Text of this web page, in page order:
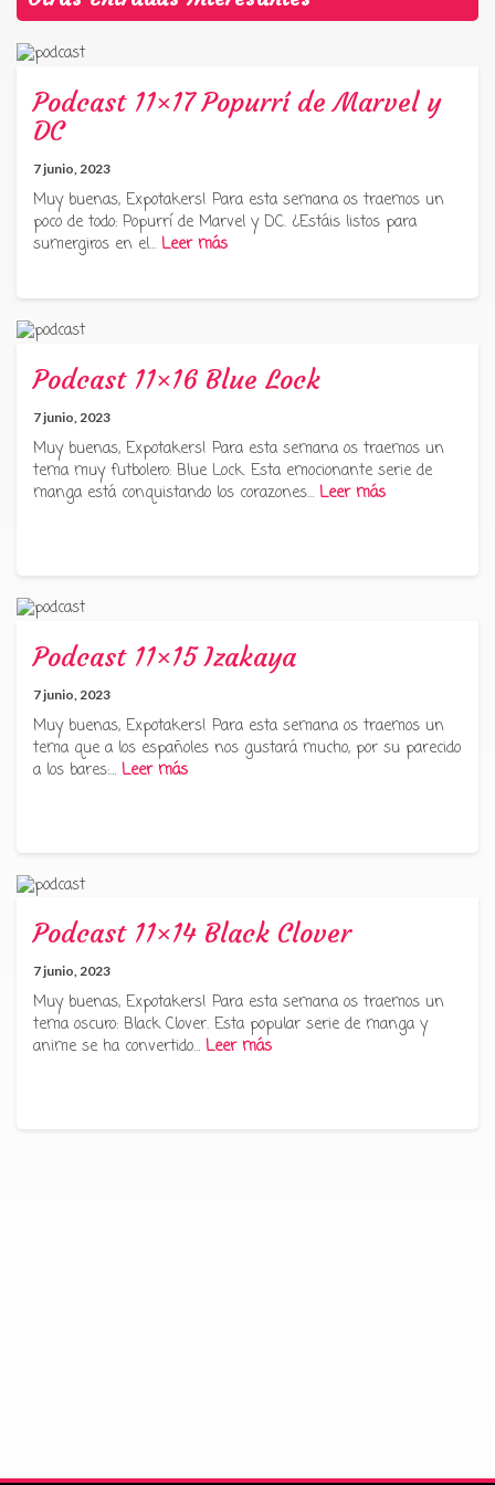
Podcast 11×17 Popurrí de Marvel y
DC
7 junio, 2023
Muy buenas, Expotakers! Para esta semana os traemos un
poco de todo: Popurrí de Marvel y DC. ¿Estáis listos para
sumergiros en el… Leer más
Podcast 11×16 Blue Lock
7 junio, 2023
Muy buenas, Expotakers! Para esta semana os traemos un
tema muy futbolero: Blue Lock. Esta emocionante serie de
manga está conquistando los corazones… Leer más
Podcast 11×15 Izakaya
7 junio, 2023
Muy buenas, Expotakers! Para esta semana os traemos un
tema que a los españoles nos gustará mucho, por su parecido
a los bares:… Leer más
Podcast 11×14 Black Clover
7 junio, 2023
Muy buenas, Expotakers! Para esta semana os traemos un
tema oscuro: Black Clover. Esta popular serie de manga y
anime se ha convertido… Leer más